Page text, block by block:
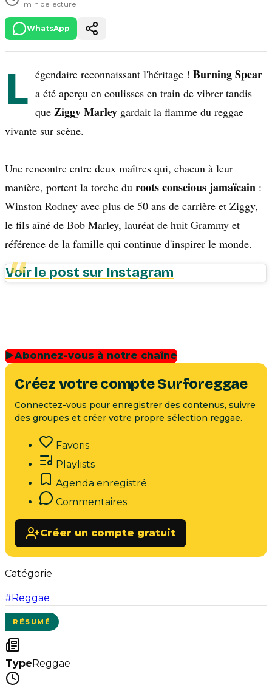
1 min de lecture
WhatsApp
L égendaire reconnaissant l'héritage ! Burning Spear
a été aperçu en coulisses en train de vibrer tandis
que Ziggy Marley gardait la flamme du reggae
vivante sur scène.
Une rencontre entre deux maîtres qui, chacun à leur
manière, portent la torche du roots conscious jamaïcain :
Winston Rodney avec plus de 50 ans de carrière et Ziggy,
le fils aîné de Bob Marley, lauréat de huit Grammy et
référence de la famille qui continue d'inspirer le monde.
Voir le post sur Instagram
▶Abonnez-vous à notre chaîne
Créez votre compte Surforeggae
Connectez-vous pour enregistrer des contenus, suivre
des groupes et créer votre propre sélection reggae.
Favoris
Playlists
Agenda enregistré
Commentaires
Créer un compte gratuit
Catégorie
#Reggae
RÉSUMÉ
Type Reggae